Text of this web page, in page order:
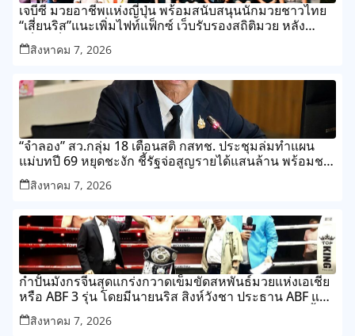
เจบีซี มวยอาชีพแห่งญี่ปุ่น พร้อมสนับสนุนนักมวยชาวไทย
“เสี่ยนริส”แนะเพิ่มไฟท์แฟ็กซ์ เว็บรับรองสถิติมวย หลัง
บล็อกเล็ก ผิดพลาด
สิงหาคม 7, 2026
“จำลอง” สว.กลุ่ม 18 เตือนสติ กสทช. ประชุมล่มทำแผน
แม่บทปี 69 หยุดชะงัก ชี้รัฐจ่อสูญรายได้แสนล้าน พร้อมชง
แก้กฎหมายต่ออายุใบอนุญาตทีวีดิจิทัลปี 72 โดยไม่ต้อง
ประมูลใหม่
สิงหาคม 7, 2026
กำปั้นมังกรจีนสุดแกร่งกวาดเข็มขัดสหพันธ์มวยแห่งเอเชีย
หรือ ABF 3 รุ่น โดยมีนายนริส สิงห์วังชา ประธาน ABF และ
นายกสมาคมกีฬาชักกะเย่อแห่งประเทศไทย ให้เกียรติขึ้น
คาดเข็มขัดและร่วมแสดงความยินดี ที่ เวทีมวยบางกอก
สิงหาคม 7, 2026